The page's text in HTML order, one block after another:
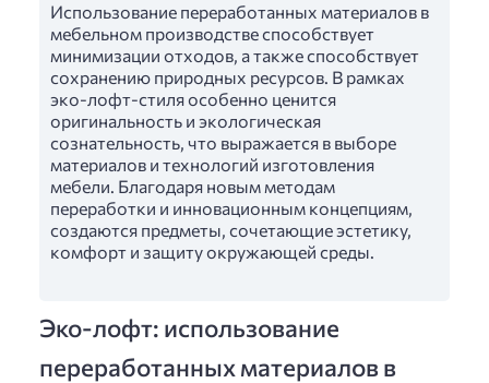
Использование переработанных материалов в
мебельном производстве способствует
минимизации отходов, а также способствует
сохранению природных ресурсов. В рамках
эко-лофт-стиля особенно ценится
оригинальность и экологическая
сознательность, что выражается в выборе
материалов и технологий изготовления
мебели. Благодаря новым методам
переработки и инновационным концепциям,
создаются предметы, сочетающие эстетику,
комфорт и защиту окружающей среды.
Эко-лофт: использование
переработанных материалов в